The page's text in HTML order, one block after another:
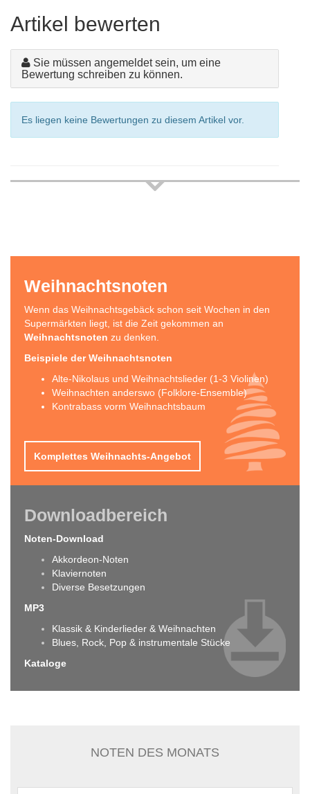
Artikel bewerten
Sie müssen angemeldet sein, um eine
Bewertung schreiben zu können.
Es liegen keine Bewertungen zu diesem Artikel vor.
Weihnachtsnoten
Wenn das Weihnachtsgebäck schon seit Wochen in den
Supermärkten liegt, ist die Zeit gekommen an
Weihnachtsnoten zu denken.
Beispiele der Weihnachtsnoten
Alte-Nikolaus und Weihnachtslieder (1-3 Violinen)
Weihnachten anderswo (Folklore-Ensemble)
Kontrabass vorm Weihnachtsbaum
Komplettes Weihnachts-Angebot
Downloadbereich
Noten-Download
Akkordeon-Noten
Klaviernoten
Diverse Besetzungen
MP3
Klassik & Kinderlieder & Weihnachten
Blues, Rock, Pop & instrumentale Stücke
Kataloge
NOTEN DES MONATS